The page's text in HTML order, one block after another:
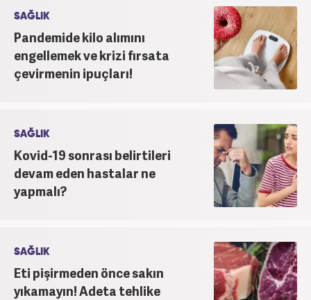
SAĞLIK
Pandemide kilo alımını
engellemek ve krizi fırsata
çevirmenin ipuçları!
SAĞLIK
Kovid-19 sonrası belirtileri
devam eden hastalar ne
yapmalı?
SAĞLIK
Eti pişirmeden önce sakın
yıkamayın! Adeta tehlike